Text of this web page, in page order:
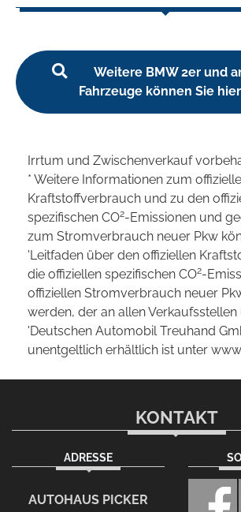
Weitere BMW 2er und
Fahrzeuge können Sie
Irrtum und Zwischenverkauf
* Weitere Informationen zum
Kraftstoffverbrauch und zu den
spezifischen CO2-Emissionen und
zum Stromverbrauch neuer Pkw
'Leitfaden über den offiziellen
die offiziellen spezifischen CO2-
offiziellen Stromverbrauch neuer
werden, der an allen
'Deutschen Automobil Treuhand
unentgeltlich erhältlich ist unter
KONTAKT
ADRESSE
AUTOHAUS PICKER